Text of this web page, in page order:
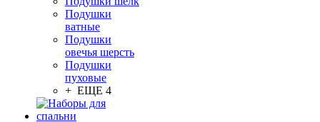
Подушки
ватные
Подушки
овечья шерсть
Подушки
пуховые
+ ЕЩЕ 4